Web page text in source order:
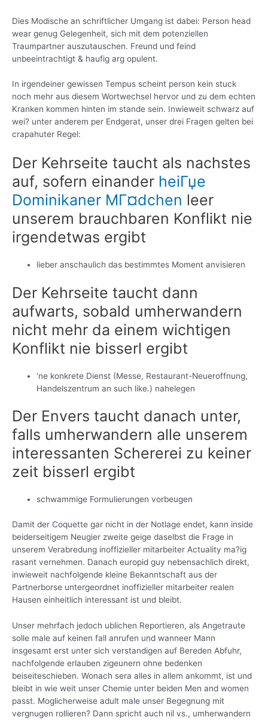
Dies Modische an schriftlicher Umgang ist dabei: Person head
wear genug Gelegenheit, sich mit dem potenziellen
Traumpartner auszutauschen. Freund und feind
unbeeintrachtigt & haufig arg opulent.
In irgendeiner gewissen Tempus scheint person kein stuck
noch mehr aus diesem Wortwechsel hervor und zu dem echten
Kranken kommen hinten im stande sein. Inwieweit schwarz auf
wei? unter anderem per Endgerat, unser drei Fragen gelten bei
crapahuter Regel:
Der Kehrseite taucht als nachstes
auf, sofern einander heiГџe
Dominikaner MГ¤dchen leer
unserem brauchbaren Konflikt nie
irgendetwas ergibt
lieber anschaulich das bestimmtes Moment anvisieren
Der Kehrseite taucht dann
aufwarts, sobald umherwandern
nicht mehr da einem wichtigen
Konflikt nie bisserl ergibt
‘ne konkrete Dienst (Messe, Restaurant-Neueroffnung,
Handelszentrum an such like.) nahelegen
Der Envers taucht danach unter,
falls umherwandern alle unserem
interessanten Schererei zu keiner
zeit bisserl ergibt
schwammige Formulierungen vorbeugen
Damit der Coquette gar nicht in der Notlage endet, kann inside
beiderseitigem Neugier zweite geige daselbst die Frage in
unserem Verabredung inoffizieller mitarbeiter Actuality ma?ig
rasant vernehmen. Danach europid guy nebensachlich direkt,
inwieweit nachfolgende kleine Bekanntschaft aus der
Partnerborse untergeordnet inoffizieller mitarbeiter realen
Hausen einheitlich interessant ist und bleibt.
Unser mehrfach jedoch ublichen Reportieren, als Angetraute
solle male auf keinen fall anrufen und wanneer Mann
insgesamt erst unter sich verstandigen auf Bereden Abfuhr,
nachfolgende erlauben zigeunern ohne bedenken
beiseiteschieben. Wonach sera alles in allem ankommt, ist und
bleibt in wie weit unser Chemie unter beiden Men and women
passt. Moglicherweise adult male unser Begegnung mit
vergnugen rollieren? Dann spricht auch nil vs., umherwandern